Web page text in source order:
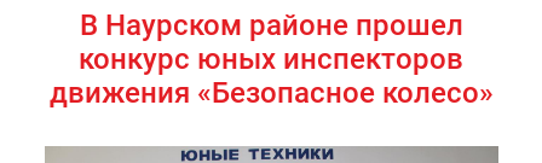
В Наурском районе прошел
конкурс юных инспекторов
движения «Безопасное колесо»